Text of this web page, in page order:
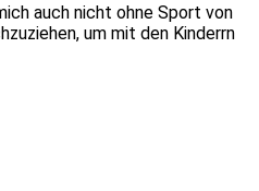
auch nicht ohne Sport von
um mit den Kinderrn